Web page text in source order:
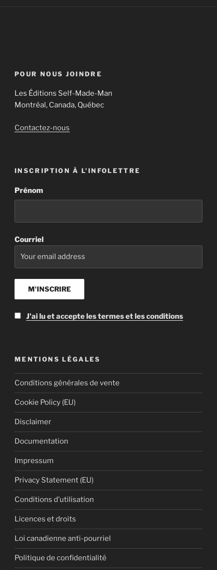
POUR NOUS JOINDRE
Les Éditions Self-Made-Man
Montréal, Canada, Québec
Contactez-nous
INSCRIPTION À L’INFOLETTRE
Prénom
Courriel
J'ai lu et accepte les termes et les conditions
MENTIONS LÉGALES
Conditions générales de vente
Cookie Policy (EU)
Disclaimer
Documentation
Impressum
Privacy Statement (EU)
Conditions d’utilisation
Licences et droits
Loi canadienne anti-pourriel
Politique de confidentialité